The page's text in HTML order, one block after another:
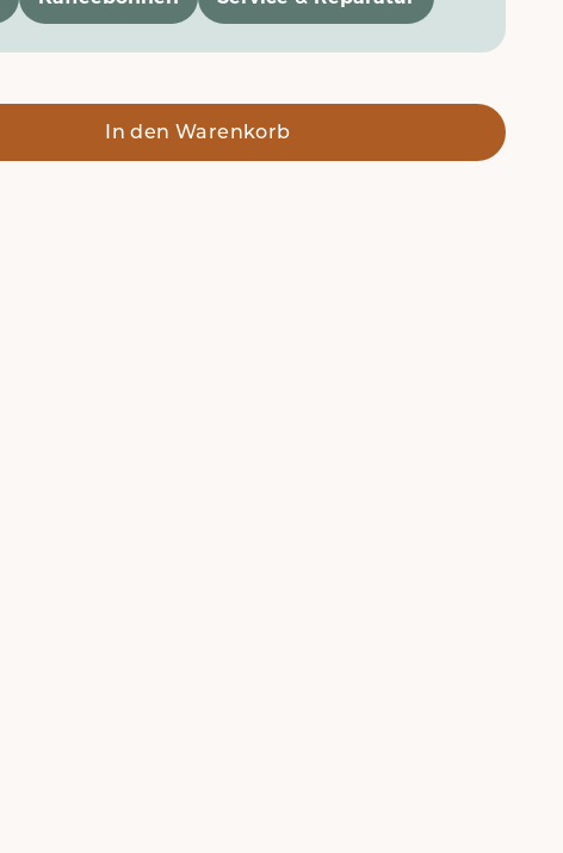
In den Warenkorb